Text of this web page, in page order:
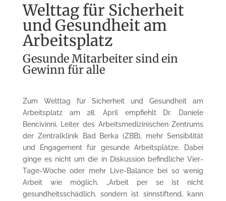
Welttag für Sicherheit
und Gesundheit am
Arbeitsplatz
Gesunde Mitarbeiter sind ein
Gewinn für alle
Zum Welttag für Sicherheit und Gesundheit am
Arbeitsplatz am 28. April empfiehlt Dr. Daniele
Bencivinni, Leiter des Arbeitsmedizinischen Zentrums
der Zentralklinik Bad Berka (ZBB), mehr Sensibilität
und Engagement für gesunde Arbeitsplätze. Dabei
ginge es nicht um die in Diskussion befindliche Vier-
Tage-Woche oder mehr Live-Balance bei so wenig
Arbeit wie möglich. „Arbeit per se ist nicht
gesundheitsschädlich, sondern ist sinnstiftend, kann